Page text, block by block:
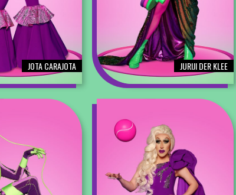
JOTA CARAJOTA JURIJI DER KLEE